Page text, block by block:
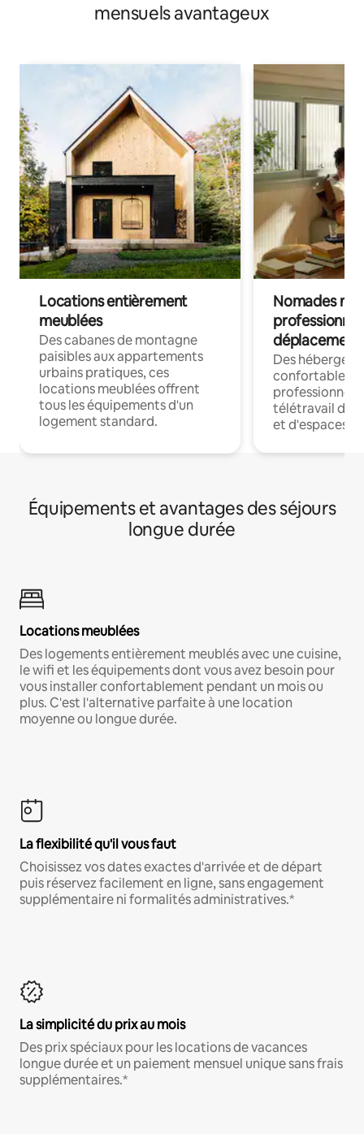
mensuels avantageux
Locations entièrement
meublées
Des cabanes de montagne
paisibles aux appartements
urbains pratiques, ces
locations meublées offrent
tous les équipements d'un
logement standard.
Nomades
déplacement
Des
confortables
professionnels
télétravail
et d'espaces
Équipements et avantages des séjours
longue durée
Locations meublées
Des logements entièrement meublés avec une cuisine,
le wifi et les équipements dont vous avez besoin pour
vous installer confortablement pendant un mois ou
plus. C'est l'alternative parfaite à une location
moyenne ou longue durée.
La flexibilité qu'il vous faut
Choisissez vos dates exactes d'arrivée et de départ
puis réservez facilement en ligne, sans engagement
supplémentaire ni formalités administratives.*
La simplicité du prix au mois
Des prix spéciaux pour les locations de vacances
longue durée et un paiement mensuel unique sans frais
supplémentaires.*